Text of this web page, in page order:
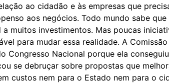
ao cidadão e às empresas que
aos negócios. Todo mundo sabe
muitos investimentos. Mas poucas
para mudar essa realidade. A
Congresso Nacional porque ela
se debruçar sobre propostas que
custos nem para o Estado nem para o